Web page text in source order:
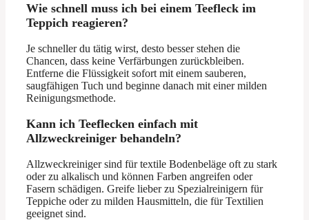
Wie schnell muss ich bei einem Teefleck im
Teppich reagieren?
Je schneller du tätig wirst, desto besser stehen die
Chancen, dass keine Verfärbungen zurückbleiben.
Entferne die Flüssigkeit sofort mit einem sauberen,
saugfähigen Tuch und beginne danach mit einer milden
Reinigungsmethode.
Kann ich Teeflecken einfach mit
Allzweckreiniger behandeln?
Allzweckreiniger sind für textile Bodenbeläge oft zu stark
oder zu alkalisch und können Farben angreifen oder
Fasern schädigen. Greife lieber zu Spezialreinigern für
Teppiche oder zu milden Hausmitteln, die für Textilien
geeignet sind.